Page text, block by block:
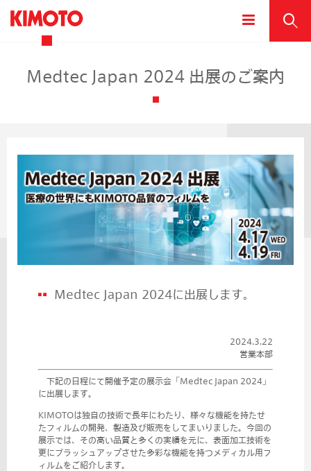
Medtec Japan 2024 出展のご案内
Medtec Japan 2024に出展します。
2024.3.22
営業本部
下記の日程にて開催予定の展示会「Medtec Japan 2024」
に出展します。
KIMOTOは独自の技術で長年にわたり、様々な機能を持たせ
たフィルムの開発、製造及び販売をしてまいりました。今回の
展示では、その高い品質と多くの実績を元に、表面加工技術を
更にブラッシュアップさせた多彩な機能を持つメディカル用フ
ィルムをご紹介します。